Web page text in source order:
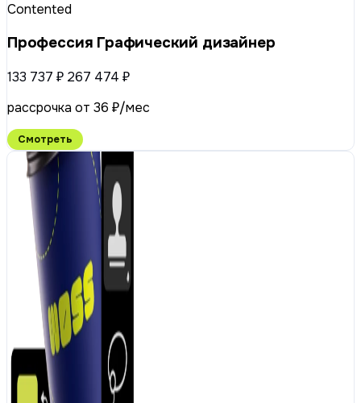
Contented
Профессия Графический дизайнер
133 737 ₽ 267 474 ₽
рассрочка от 36 ₽/мес
Смотреть